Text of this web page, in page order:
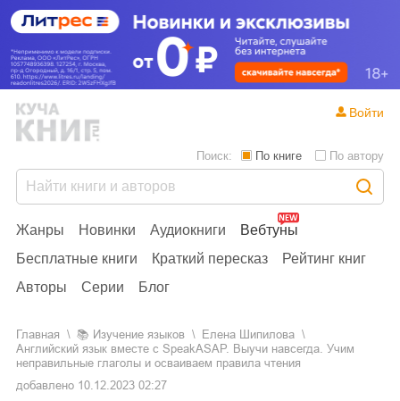
Жанры Новинки Аудиокниги
Вебтуны
Бесплатные книги
Краткий пересказ
Рейтинг книг
Авторы
Серии Блог
Поиск: По книге По автору
Войти
Главная 📚 изучение языков
Елена Шипилова
Английский язык вместе с SpeakASAP. Выучи навсегда. Учим
неправильные глаголы и осваиваем правила чтения
добавлено 10.12.2023 02:27